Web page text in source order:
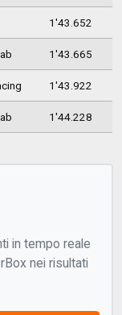
1'43.652
1'43.665
1'43.922
1'44.228
in tempo reale
nei risultati